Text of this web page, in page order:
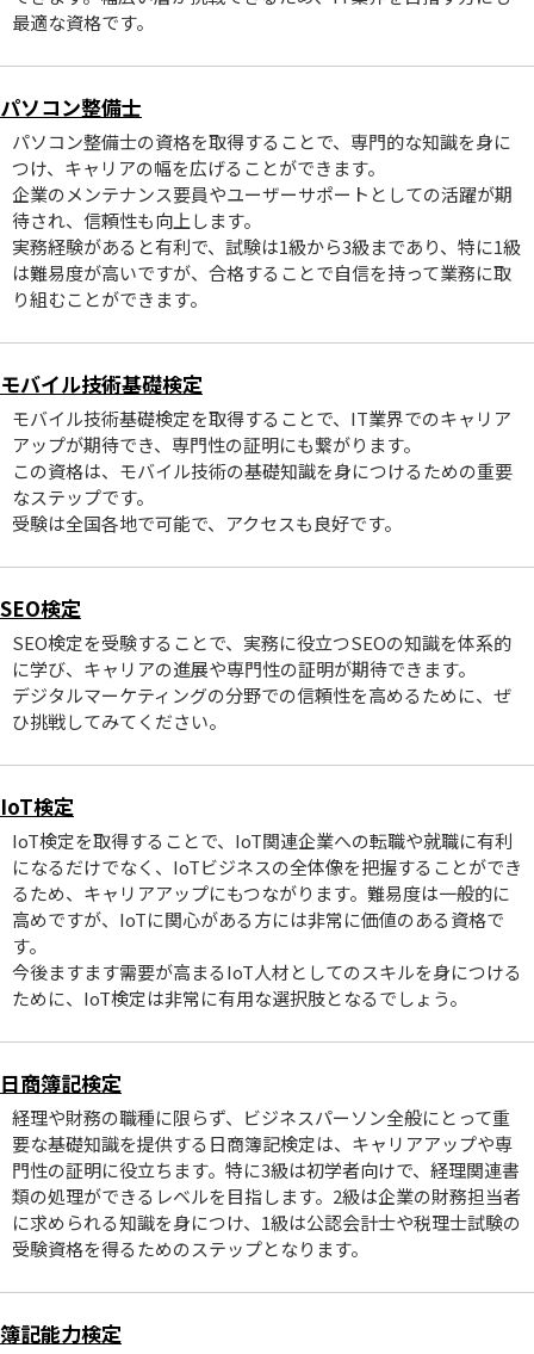
最適な資格です。
パソコン整備士
パソコン整備士の資格を取得することで、専門的な知識を身に
つけ、キャリアの幅を広げることができます。
企業のメンテナンス要員やユーザーサポートとしての活躍が期
待され、信頼性も向上します。
実務経験があると有利で、試験は1級から3級まであり、特に1級
は難易度が高いですが、合格することで自信を持って業務に取
り組むことができます。
モバイル技術基礎検定
モバイル技術基礎検定を取得することで、IT業界でのキャリア
アップが期待でき、専門性の証明にも繋がります。
この資格は、モバイル技術の基礎知識を身につけるための重要
なステップです。
受験は全国各地で可能で、アクセスも良好です。
SEO検定
SEO検定を受験することで、実務に役立つSEOの知識を体系的
に学び、キャリアの進展や専門性の証明が期待できます。
デジタルマーケティングの分野での信頼性を高めるために、ぜ
ひ挑戦してみてください。
IoT検定
IoT検定を取得することで、IoT関連企業への転職や就職に有利
になるだけでなく、IoTビジネスの全体像を把握することができ
るため、キャリアアップにもつながります。難易度は一般的に
高めですが、IoTに関心がある方には非常に価値のある資格で
す。
今後ますます需要が高まるIoT人材としてのスキルを身につける
ために、IoT検定は非常に有用な選択肢となるでしょう。
日商簿記検定
経理や財務の職種に限らず、ビジネスパーソン全般にとって重
要な基礎知識を提供する日商簿記検定は、キャリアアップや専
門性の証明に役立ちます。特に3級は初学者向けで、経理関連書
類の処理ができるレベルを目指します。2級は企業の財務担当者
に求められる知識を身につけ、1級は公認会計士や税理士試験の
受験資格を得るためのステップとなります。
簿記能力検定